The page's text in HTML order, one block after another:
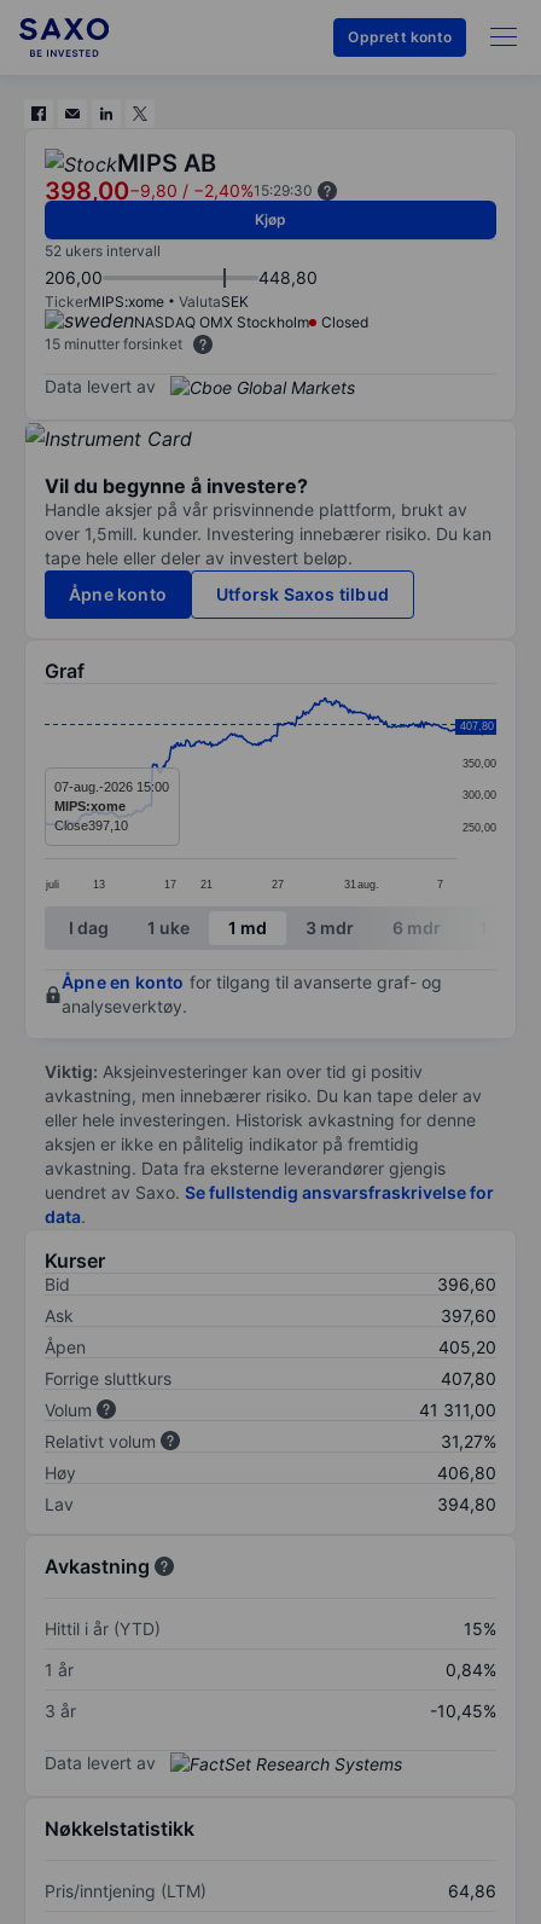
Opprett konto
MIPS AB
398,00−9,80 / −2,40%15:29:30
Kjøp
52 ukers intervall
206,00 448,80
TickerMIPS:xome ValutaSEK
NASDAQ OMX Stockholm
Closed
15 minutter forsinket
Data levert av
Vil du begynne å investere?
Handle aksjer på vår prisvinnende plattform, brukt av
over 1,5mill. kunder. Investering innebærer risiko. Du kan
tape hele eller deler av investert beløp.
Åpne konto
Utforsk Saxos tilbud
Graf
Line chart with 391 data points.
The chart has 1 X axis displaying categories.
The chart has 1 Y axis displaying values. Data
juli 13 17 21 27 31 aug. 7
250,00
300,00
350,00
400,00
407,80
07-aug.-2026 15:00
MIPS:xome
Close397,10
End of interactive chart.
I dag 1 uke 1 md 3 mdr 6 mdr
Åpne en konto for tilgang til avanserte graf- og
analyseverktøy.
Viktig: Aksjeinvesteringer kan over tid gi positiv
avkastning, men innebærer risiko. Du kan tape deler av
eller hele investeringen. Historisk avkastning for denne
aksjen er ikke en pålitelig indikator på fremtidig
avkastning. Data fra eksterne leverandører gjengis
uendret av Saxo. Se fullstendig ansvarsfraskrivelse for
data.
Kurser
Bid
396,60
Ask
397,60
Åpen
405,20
Forrige sluttkurs
407,80
Volum
41 311,00
Relativt volum
31,27%
Høy
406,80
Lav
394,80
Avkastning
Hittil i år (YTD)
15%
1 år
0,84%
3 år
-10,45%
Data levert av
Nøkkelstatistikk
Pris/inntjening (LTM)
64,86